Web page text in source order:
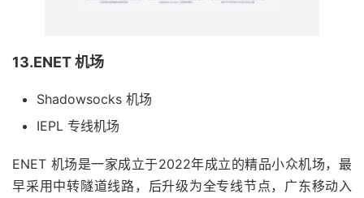
13.ENET 机场
Shadowsocks 机场
IEPL 专线机场
ENET 机场是一家成立于2022年成立的精品小众机场，最
早采用中转隧道线路，后升级为全专线节点，广东移动入